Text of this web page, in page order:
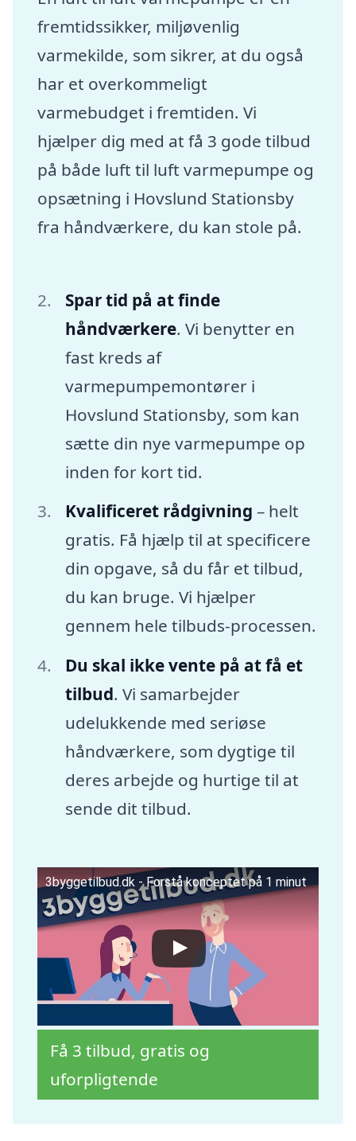
fremtidssikker, miljøvenlig
varmekilde, som sikrer, at du også
har et overkommeligt
varmebudget i fremtiden. Vi
hjælper dig med at få 3 gode tilbud
på både luft til luft varmepumpe og
opsætning i Hovslund Stationsby
fra håndværkere, du kan stole på.
Spar tid på at finde
håndværkere. Vi benytter en
fast kreds af
varmepumpemontører i
Hovslund Stationsby, som kan
sætte din nye varmepumpe op
inden for kort tid.
Kvalificeret rådgivning – helt
gratis. Få hjælp til at specificere
din opgave, så du får et tilbud,
du kan bruge. Vi hjælper
gennem hele tilbuds-processen.
Du skal ikke vente på at få et
tilbud. Vi samarbejder
udelukkende med seriøse
håndværkere, som dygtige til
deres arbejde og hurtige til at
sende dit tilbud.
3byggetilbud.dk - Forstå konceptet på 1 minut
Få 3 tilbud, gratis og
uforpligtende